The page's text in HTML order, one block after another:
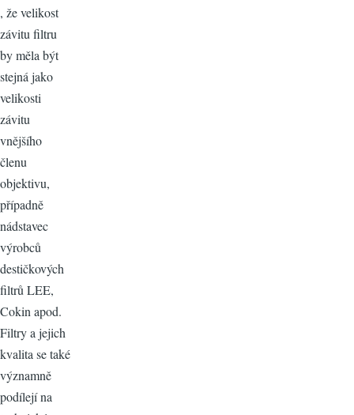
, že velikost
závitu filtru
by měla být
stejná jako
velikosti
závitu
vnějšího
členu
objektivu,
případně
nádstavec
výrobců
destičkových
filtrů LEE,
Cokin apod.
Filtry a jejich
kvalita se také
významně
podílejí na